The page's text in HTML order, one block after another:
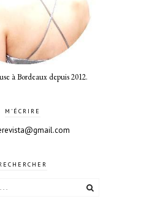
à Bordeaux depuis 2012.
M'ÉCRIRE